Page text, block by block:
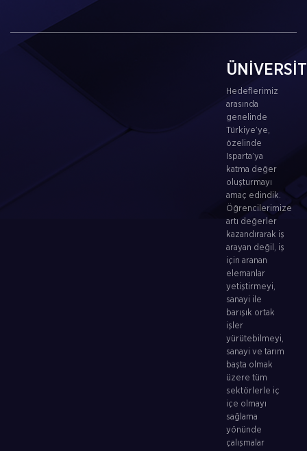
Hedeflerimiz
arasında
genelinde
Türkiye’ye,
özelinde
Isparta’ya
katma değer
oluşturmayı
amaç edindik.
Öğrencilerimize
artı değerler
kazandırarak iş
arayan değil, iş
için aranan
elemanlar
yetiştirmeyi,
sanayi ile
barışık ortak
işler
yürütebilmeyi,
sanayi ve tarım
başta olmak
üzere tüm
sektörlerle iç
içe olmayı
sağlama
yönünde
çalışmalar